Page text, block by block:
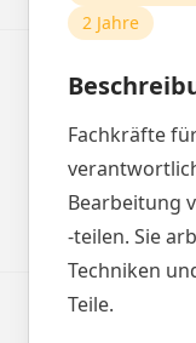
2 Jahre
Fachkräfte
Bearbeitung
-teilen. Sie
Techniken
Teile.